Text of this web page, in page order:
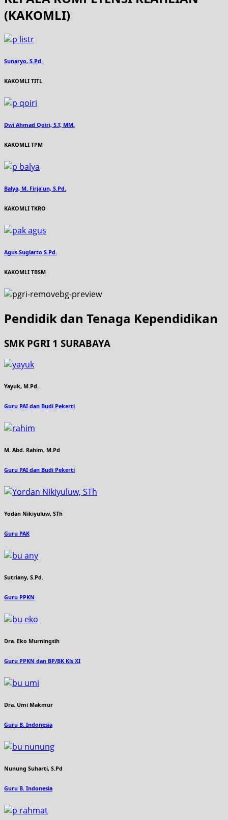
(KAKOMLI)
Sunaryo, S.Pd.
KAKOMLI TITL
Dwi Ahmad Qoiri, S.T, MM.
KAKOMLI TPM
Balya, M. Firja'un, S.Pd.
KAKOMLI TKRO
Agus Sugiarto S.Pd.
KAKOMLI TBSM
Pendidik dan Tenaga Kependidikan
SMK PGRI 1 SURABAYA
Yayuk, M.Pd.
Guru PAI dan Budi Pekerti
M. Abd. Rahim, M.Pd
Guru PAI dan Budi Pekerti
Yodan Nikiyuluw, STh
Guru PAK
Sutriany, S.Pd.
Guru PPKN
Dra. Eko Murningsih
Guru PPKN dan BP/BK Kls XI
Dra. Umi Makmur
Guru B. Indonesia
Nunung Suharti, S.Pd
Guru B. Indonesia